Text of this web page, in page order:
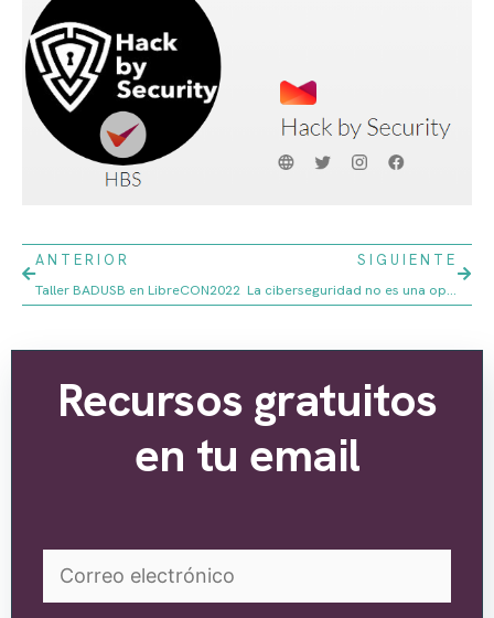
ANTERIOR
Taller BADUSB en LibreCON2022
SIGUIENTE
La ciberseguridad no es una opción, sino una obligación legal según el Reglamento Europeo de protección de datos.
Recursos gratuitos
en tu email